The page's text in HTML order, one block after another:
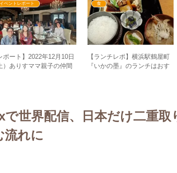
イベントレポート
ポート】2022年12月10日
）ありすママ親子の仲間
食
【ランチレポ】横浜駅鶴屋町
『いかの墨』のランチはおす
世界配信、日本だけ二重取
流れに